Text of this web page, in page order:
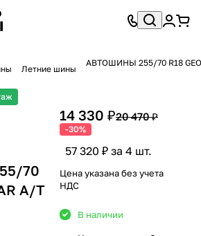
Летние шины
АВТОШИНЫ 255/70 R18
70
A/T
14 330 ₽20 470 ₽
-30%
57 320 ₽ за 4 шт.
Цена указана без учета
НДС
В наличии